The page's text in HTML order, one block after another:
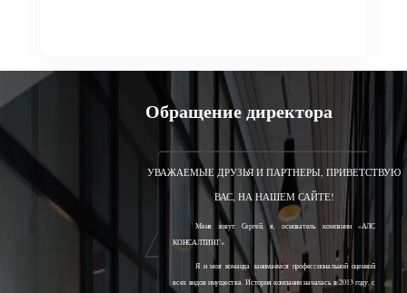
Обращение директора
УВАЖАЕМЫЕ ДРУЗЬЯ И ПАРТНЕРЫ, ПРИВЕТСТВУЮ
ВАС, НА НАШЕМ САЙТЕ!
Меня зовут Сергей, я, основатель компании «АЛС
КОНСАЛТИНГ».
Я и моя команда занимаемся профессиональной оценкой
всех видов имущества. История компании началась в 2013 году, с